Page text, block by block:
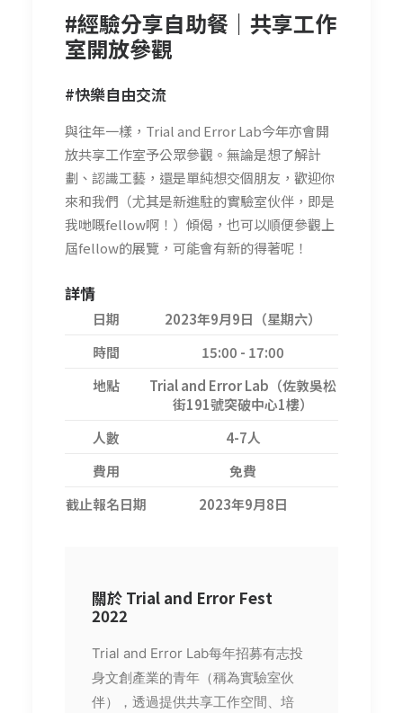
#經驗分享自助餐｜共享工作
室開放參觀
#快樂自由交流
與往年一樣，Trial and Error Lab今年亦會開
放共享工作室予公眾參觀。無論是想了解計
劃、認識工藝，還是單純想交個朋友，歡迎你
來和我們（尤其是新進駐的實驗室伙伴，即是
我哋嘅fellow啊！）傾偈，也可以順便參觀上
屆fellow的展覽，可能會有新的得著呢！
詳情
日期
2023年9月9日（星期六）
時間
15:00 - 17:00
地點
Trial and Error Lab（佐敦吳松
街191號突破中心1樓）
人數
4-7人
費用
免費
截止報名日期
2023年9月8日
關於 Trial and Error Fest
2022
Trial and Error Lab每年招募有志投
身文創產業的青年（稱為實驗室伙
伴），透過提供共享工作空間、培